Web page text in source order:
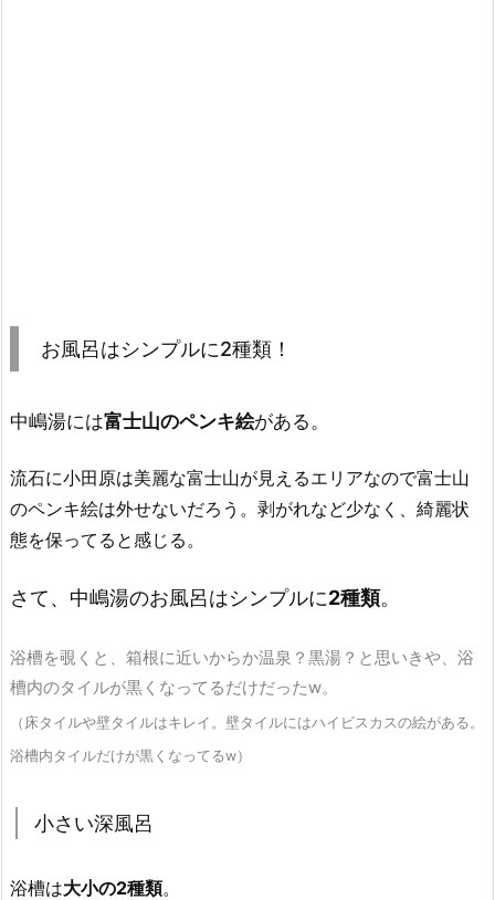
お風呂はシンプルに2種類！
中嶋湯には富士山のペンキ絵がある。
流石に小田原は美麗な富士山が見えるエリアなので富士山
のペンキ絵は外せないだろう。剥がれなど少なく、綺麗状
態を保ってると感じる。
さて、中嶋湯のお風呂はシンプルに2種類。
浴槽を覗くと、箱根に近いからか温泉？黒湯？と思いきや、浴
槽内のタイルが黒くなってるだけだったw。
（床タイルや壁タイルはキレイ。壁タイルにはハイビスカスの絵がある。
浴槽内タイルだけが黒くなってるw）
小さい深風呂
浴槽は大小の2種類。